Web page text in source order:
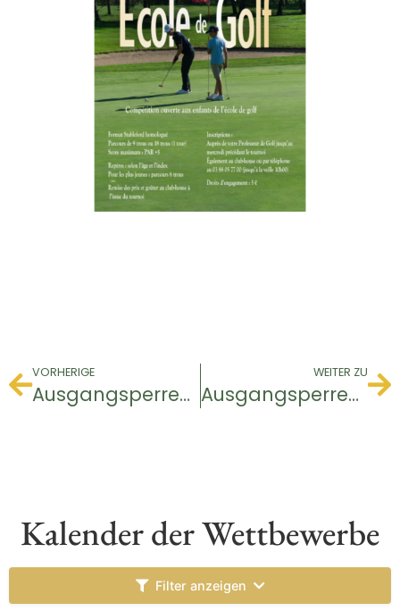
VORHERIGE
Ausgangsperren-Turnier
WEITER ZU
Ausgangsperren-Turnier
Kalender der Wettbewerbe
Filter anzeigen